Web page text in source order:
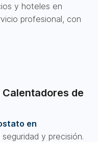
y hoteles en
profesional, con
de
en
y precisión.